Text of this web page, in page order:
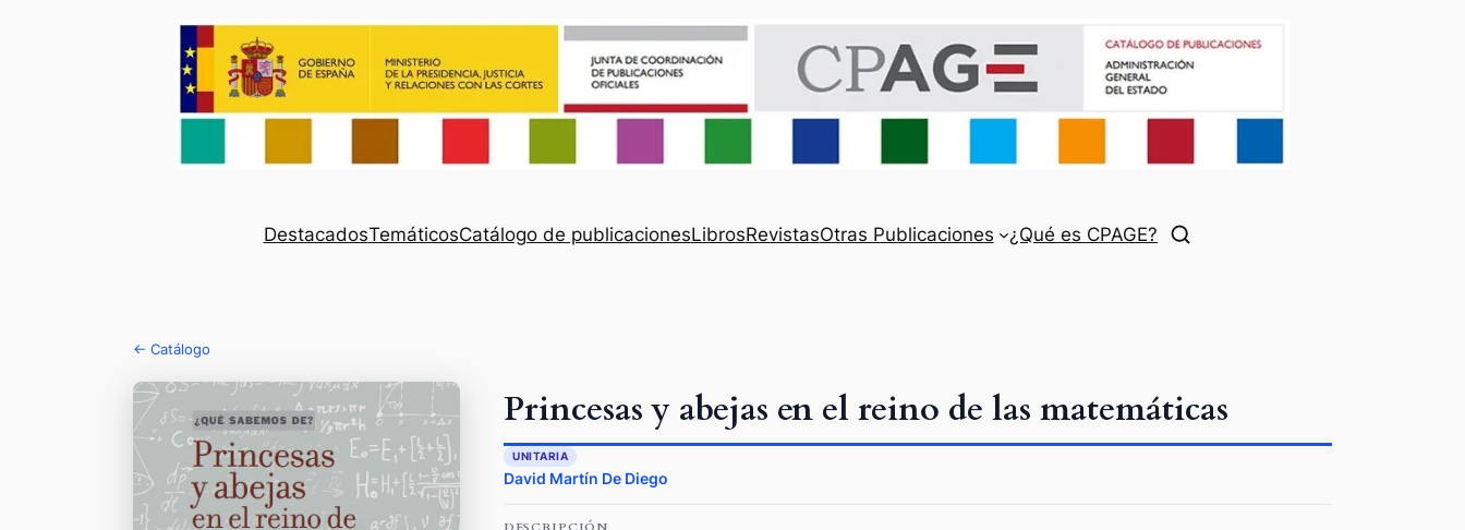
DestacadosTemáticosCatálogo de publicacionesLibrosRevistasOtras Publicaciones ¿Qué es CPAGE?
← Catálogo
Princesas y abejas en el reino de las matemáticas
UNITARIA
David Martín De Diego